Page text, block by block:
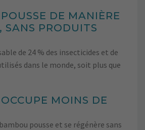
DE MANIÈRE
SANS PRODUITS
de 24 % des insecticides et de
dans le monde, soit plus que
MOINS DE
pousse et se régénère sans